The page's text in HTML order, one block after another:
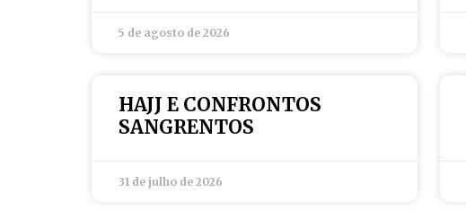
5 de agosto de 2026
HAJJ E CONFRONTOS
SANGRENTOS
31 de julho de 2026